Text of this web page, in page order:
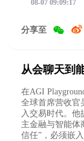
08-07 09:09:17
分享至
从会聊天到
在AGI
全球首席营收官
入交易时代。他
主金融与智能体
信任”，必须嵌